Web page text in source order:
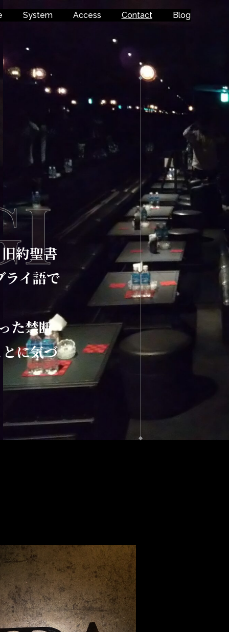
System Access Contact Blog
約聖書
ライ語で
た禁断
に気づ